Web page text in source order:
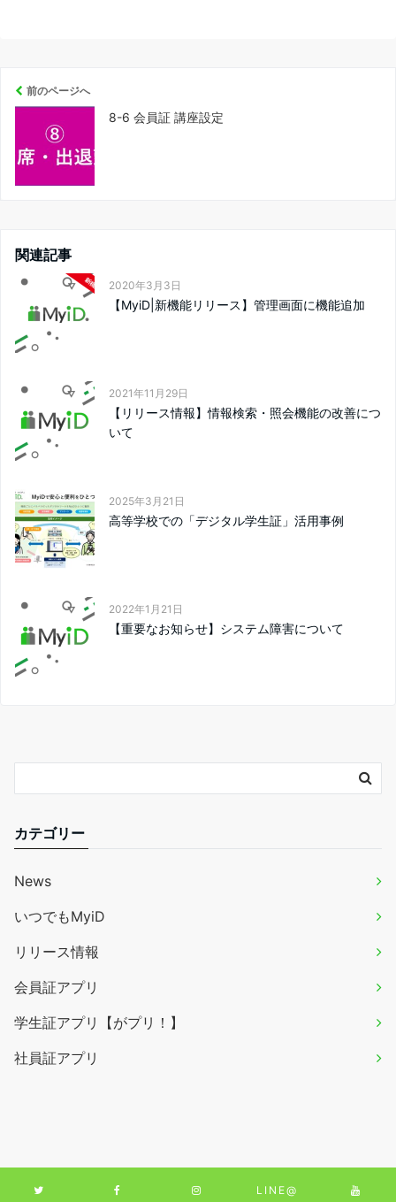
前のページへ
8-6 会員証 講座設定
関連記事
2020年3月3日
【MyiD|新機能リリース】管理画面に機能追加
2021年11月29日
【リリース情報】情報検索・照会機能の改善につ
いて
2025年3月21日
高等学校での「デジタル学生証」活用事例
2022年1月21日
【重要なお知らせ】システム障害について
カテゴリー
News
いつでもMyiD
リリース情報
会員証アプリ
学生証アプリ【がプリ！】
社員証アプリ
LINE@